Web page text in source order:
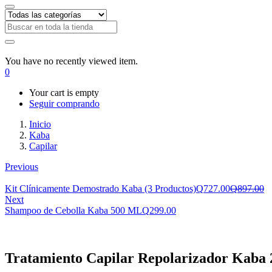
You have no recently viewed item.
0
Your cart is empty
Seguir comprando
Inicio
Kaba
Capilar
Previous
Kit Clínicamente Demostrado Kaba (3 Productos)Q727.00El
Q897.00El
Next
Shampoo de Cebolla Kaba 500 MLQ299.00
Tratamiento Capilar Repolarizador Kaba